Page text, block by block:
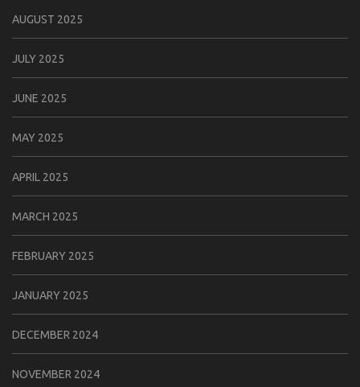
AUGUST 2025
JULY 2025
JUNE 2025
MAY 2025
APRIL 2025
MARCH 2025
FEBRUARY 2025
JANUARY 2025
DECEMBER 2024
NOVEMBER 2024